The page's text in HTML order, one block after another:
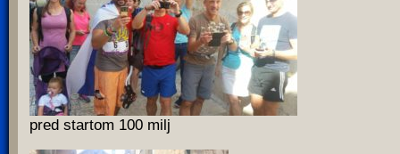
pred startom 100 milj